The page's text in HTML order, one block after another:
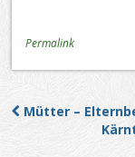
Permalink
Post
Mütter –